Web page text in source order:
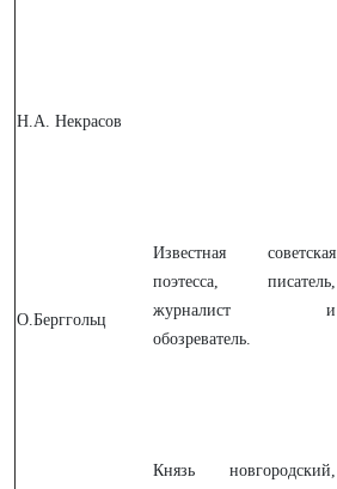
Н.А. Некрасов
О.Берггольц
Известная советская
поэтесса, писатель,
журналист и
обозреватель.
Князь новгородский,